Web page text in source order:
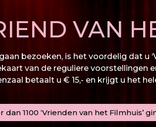
VAN
bezoeken, is het voordelig dat u
van de reguliere
betaalt u € 15,- en krijgt u het
dan 1100 ‘Vrienden van het Filmhuis’